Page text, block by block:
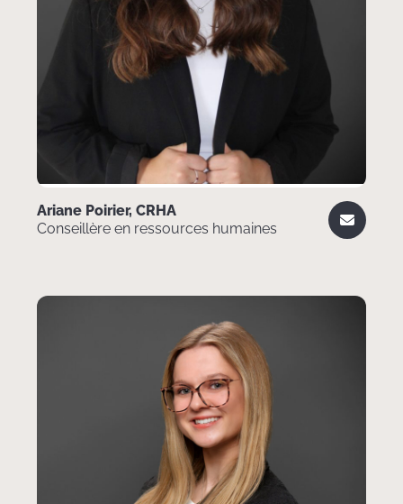
Ariane Poirier, CRHA
Conseillère en ressources humaines